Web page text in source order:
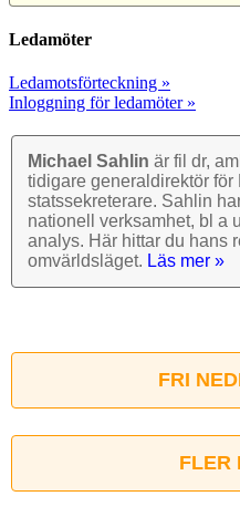
Ledamöter
Ledamotsförteckning »
Inloggning för ledamöter »
Michael Sahlin är fil dr,
tidigare general­direktör för
stats­sekre­terare. Sahlin
nationell verk­samhet, bl a
analys. Här hittar du hans
omvärlds­läget. Läs mer »
FRI
FLER